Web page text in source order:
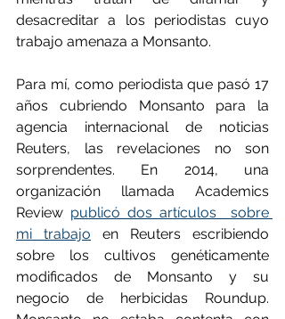
desacreditar a los periodistas cuyo
trabajo amenaza a Monsanto.
Para mí, como periodista que pasó 17
años cubriendo Monsanto para la
agencia internacional de noticias
Reuters, las revelaciones no son
sorprendentes. En 2014, una
organización llamada Academics
Review publicó dos artículos  sobre
mi trabajo en Reuters escribiendo
sobre los cultivos genéticamente
modificados de Monsanto y su
negocio de herbicidas Roundup.